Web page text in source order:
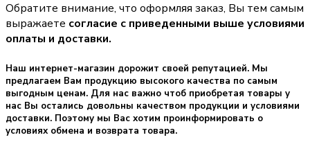
Обратите внимание, что оформляя заказ, Вы тем самым
выражаете согласие с приведенными выше условиями
оплаты и доставки.
Наш интернет-магазин дорожит своей репутацией. Мы
предлагаем Вам продукцию высокого качества по самым
выгодным ценам. Для нас важно чтоб приобретая товары у
нас Вы остались довольны качеством продукции и условиями
доставки. Поэтому мы Вас хотим проинформировать о
условиях обмена и возврата товара.